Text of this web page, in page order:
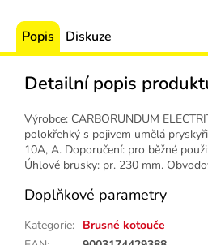
Popis Diskuze
Detailní popis
Výrobce: CARBORUNDUM
polokřehký s pojivem umělá
10A, A. Doporučení: pro běžné
Úhlové brusky: pr. 230 mm.
Doplňkové parametry
Kategorie: Brusné kotouče